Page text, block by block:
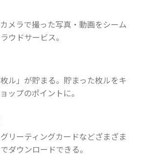
メラで撮った写真・動画をシーム
ウドサービス。
ル」が貯まる。貯まった枚ルをキ
ップのポイントに。
リーティングカードなどざまざま
ダウンロードできる。